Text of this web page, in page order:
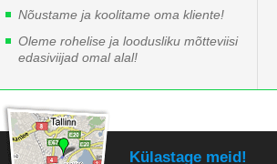
Nõustame ja koolitame oma kliente!
Oleme rohelise ja loodusliku mõtteviisi
edasiviijad omal alal!
Külastage meid!